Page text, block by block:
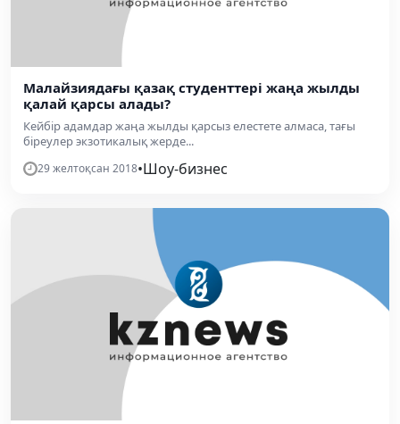
Малайзиядағы қазақ студенттері жаңа жылды
қалай қарсы алады?
Кейбір адамдар жаңа жылды қарсыз елестете алмаса, тағы
біреулер экзотикалық жерде...
29 желтоқсан 2018•Шоу-бизнес